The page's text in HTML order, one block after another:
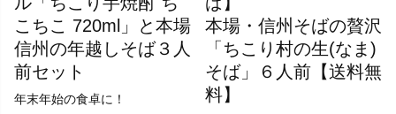
年末年始の食卓に！
こちこ 720ml」と本場
信州の年越しそば３人
前セット
本場・信州そばの贅沢
「ちこり村の生(なま)
そば」６人前【送料無
料】